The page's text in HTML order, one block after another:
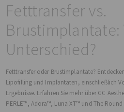
Fetttransfer vs.
Brustimplantate:
Unterschied?
Fetttransfer oder Brustimplantate?
Lipofilling und Implantaten, einschließlich
Ergebnisse. Erfahren Sie mehr über GC
PERLE™, Adora™, Luna XT™ und The